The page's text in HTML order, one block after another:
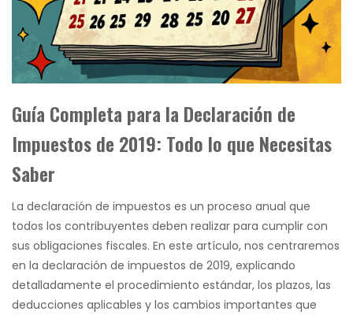
Guía Completa para la Declaración de
Impuestos de 2019: Todo lo que Necesitas
Saber
La declaración de impuestos es un proceso anual que
todos los contribuyentes deben realizar para cumplir con
sus obligaciones fiscales. En este artículo, nos centraremos
en la declaración de impuestos de 2019, explicando
detalladamente el procedimiento estándar, los plazos, las
deducciones aplicables y los cambios importantes que